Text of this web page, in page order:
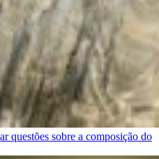
questões sobre a composição do